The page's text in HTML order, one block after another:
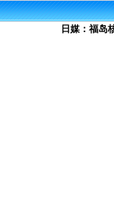
日媒：福岛